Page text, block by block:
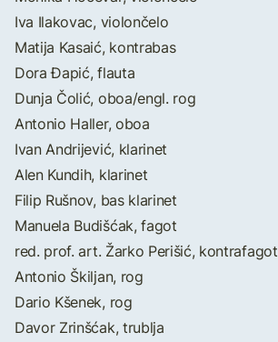
Iva Ilakovac, violončelo
Matija Kasaić, kontrabas
Dora Đapić, flauta
Dunja Čolić, oboa/engl. rog
Antonio Haller, oboa
Ivan Andrijević, klarinet
Alen Kundih, klarinet
Filip Rušnov, bas klarinet
Manuela Budišćak, fagot
red. prof. art. Žarko Perišić, kontrafagot
Antonio Škiljan, rog
Dario Kšenek, rog
Davor Zrinšćak, trublja